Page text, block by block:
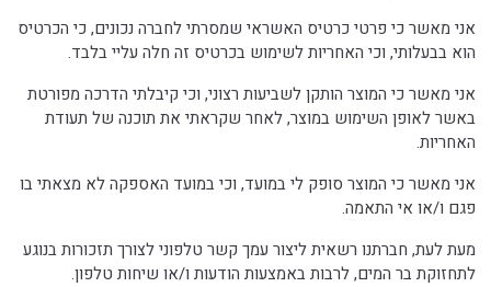
אני מאשר כי פרטי כרטיס האשראי שמסרתי לחברה נכונים, כי הכרטיס
הוא בבעלותי, וכי האחריות לשימוש בכרטיס זה חלה עליי בלבד.
אני מאשר כי המוצר הותקן לשביעות רצוני, וכי קיבלתי הדרכה מפורטת
באשר לאופן השימוש במוצר, לאחר שקראתי את תוכנה של תעודת
האחריות.
אני מאשר כי המוצר סופק לי במועד, וכי במועד האספקה לא מצאתי בו
פגם ו/או אי התאמה.
מעת לעת, חברתנו רשאית ליצור עמך קשר טלפוני לצורך תזכורות בנוגע
לתחזוקת בר המים, לרבות באמצעות הודעות ו/או שיחות טלפון.